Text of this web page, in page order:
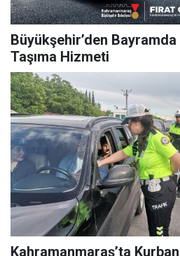
Büyükşehir’den
Taşıma Hizmeti
Kahramanmaraş’ta